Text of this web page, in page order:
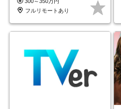
フルリモートあり